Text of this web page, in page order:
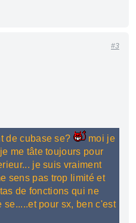
#3
de cubase se?
moi je
me tâte toujours pour
je suis vraiment
sens pas trop limité et
de fonctions qui ne
pour sx, ben c'est